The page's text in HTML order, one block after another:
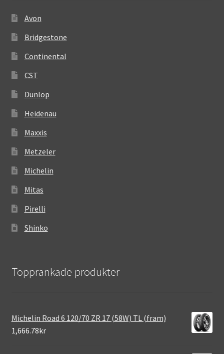
Avon
Bridgestone
Continental
CST
Dunlop
Heidenau
Maxxis
Metzeler
Michelin
Mitas
Pirelli
Shinko
Topprankade produkter
Michelin Road 6 120/70 ZR 17 (58W) TL (fram)
1,666.78kr